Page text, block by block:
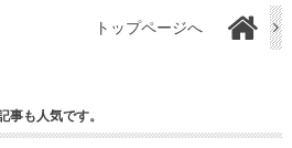
トップページへ
事も人気です。